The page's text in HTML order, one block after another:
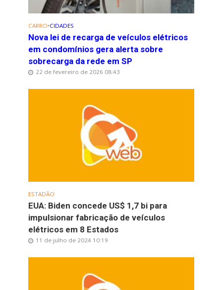
CARRO•CIDADES
Nova lei de recarga de veículos elétricos
em condomínios gera alerta sobre
sobrecarga da rede em SP
22 de fevereiro de 2026 08:43
ESTADÃO
EUA: Biden concede US$ 1,7 bi para
impulsionar fabricação de veículos
elétricos em 8 Estados
11 de julho de 2024 10:19